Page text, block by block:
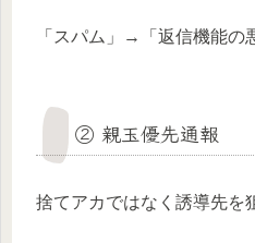
「スパム」→「返信機能の
② 親玉優先通報
捨てアカではなく誘導先を